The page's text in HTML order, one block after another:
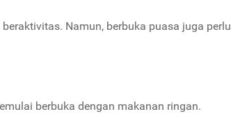
Namun, berbuka puasa juga perlu
berbuka dengan makanan ringan.